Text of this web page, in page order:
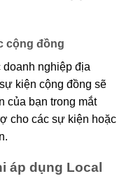
cộng đồng
nghiệp địa
kiện cộng đồng sẽ
của bạn trong mắt
cho các sự kiện hoặc
áp dụng Local